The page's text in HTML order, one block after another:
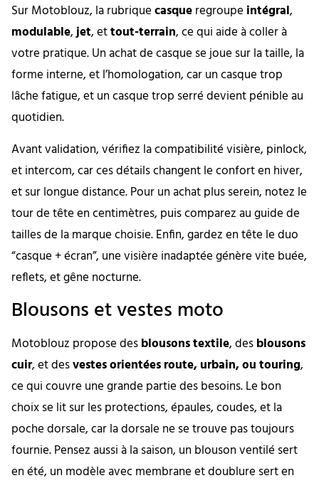
Sur Motoblouz, la rubriquecasqueregroupe intégral,
modulable,jet, ettout-terrain, ce qui aide à coller à
votre pratique. Un achat de casque se joue sur la taille, la
forme interne, et l’homologation, car un casque trop
lâche fatigue, et un casque trop serré devient pénible au
quotidien.
Avant validation, vérifiez la compatibilité visière, pinlock,
et intercom, car ces détails changent le confort en hiver,
et sur longue distance. Pour un achat plus serein, notez le
tour de tête en centimètres, puis comparez au guide de
tailles de la marque choisie. Enfin, gardez en tête le duo
“casque + écran”, une visière inadaptée génère vite buée,
reflets, et gêne nocturne.
Blousons et vestes moto
Motoblouz propose desblousons textile, desblousons
cuir, et desvestes orientées route, urbain, ou touring,
ce qui couvre une grande partie des besoins. Le bon
choix se lit sur les protections, épaules, coudes, et la
poche dorsale, car la dorsale ne se trouve pas toujours
fournie. Pensez aussi à la saison, un blouson ventilé sert
en été, un modèle avec membrane et doublure sert en